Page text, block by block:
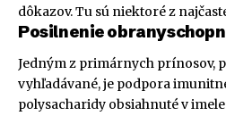
dôkazov. Tu sú niektoré z
Posilnenie
Jedným z primárnych prínosov,
vyhľadávané, je podpora
polysacharidy obsiahnuté v